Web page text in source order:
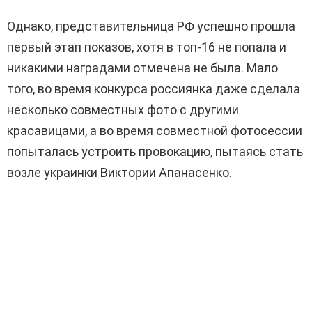
Однако, представительница РФ успешно прошла
первый этап показов, хотя в топ-16 не попала и
никакими наградами отмечена не была. Мало
того, во время конкурса россиянка даже сделала
несколько совместных фото с другими
красавицами, а во время совместной фотосессии
попыталась устроить провокацию, пытаясь стать
возле украинки Виктории Апанасенко.